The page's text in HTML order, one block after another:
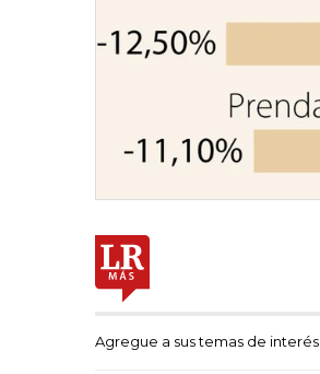
Agregue a sus temas de interés